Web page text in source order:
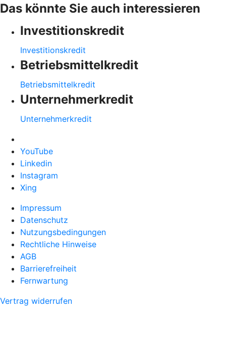
Das könnte Sie auch interessieren
Investitionskredit
Investitionskredit
Betriebsmittelkredit
Betriebsmittelkredit
Unternehmerkredit
Unternehmerkredit
YouTube
Linkedin
Instagram
Xing
Impressum
Datenschutz
Nutzungsbedingungen
Rechtliche Hinweise
AGB
Barrierefreiheit
Fernwartung
Vertrag widerrufen